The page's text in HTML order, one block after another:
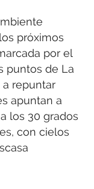
próximos
por el
puntos de La
a repuntar
apuntan a
los 30 grados
con cielos